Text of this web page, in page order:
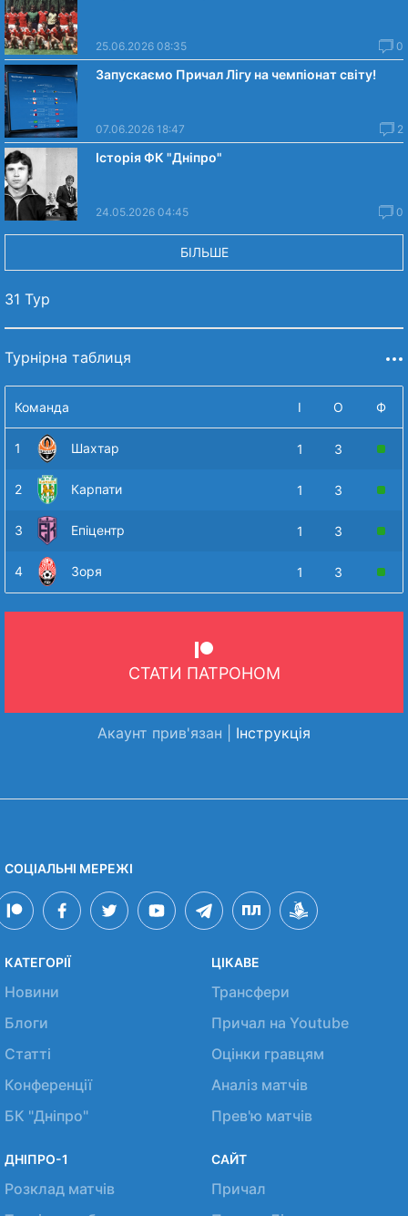
25.06.2026 08:35 0
Запускаємо Причал Лігу на чемпіонат світу!
07.06.2026 18:47 2
Історія ФК "Дніпро"
24.05.2026 04:45 0
БІЛЬШЕ
31 Тур
Турнірна таблиця
Команда І О Ф
1 Шахтар 1 3
2 Карпати 1 3
3 Епіцентр 1 3
4 Зоря 1 3
СТАТИ ПАТРОНОМ
Акаунт прив'язан | Інструкція
СОЦІАЛЬНІ МЕРЕЖІ
КАТЕГОРІЇ
Новини
Блоги
Статті
Конференції
БК "Дніпро"
ЦІКАВЕ
Трансфери
Причал на Youtube
Оцінки гравцям
Аналіз матчів
Прев'ю матчів
ДНІПРО-1
Розклад матчів
САЙТ
Причал